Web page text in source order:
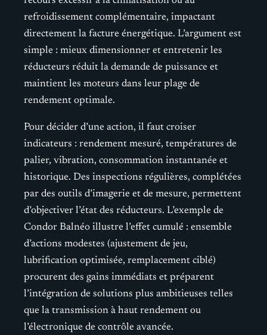
refroidissement complémentaire, impactant
directement la facture énergétique. L’argument est
simple : mieux dimensionner et entretenir les
réducteurs réduit la demande de puissance et
maintient les moteurs dans leur plage de
rendement optimale.
Pour décider d’une action, il faut croiser
indicateurs : rendement mesuré, températures de
palier, vibration, consommation instantanée et
historique. Des inspections régulières, complétées
par des outils d’imagerie et de mesure, permettent
d’objectiver l’état des réducteurs. L’exemple de
Condor Balnéo illustre l’effet cumulé : ensemble
d’actions modestes (ajustement de jeu,
lubrification optimisée, remplacement ciblé)
procurent des gains immédiats et préparent
l’intégration de solutions plus ambitieuses telles
que la transmission à haut rendement ou
l’électronique de contrôle avancée.